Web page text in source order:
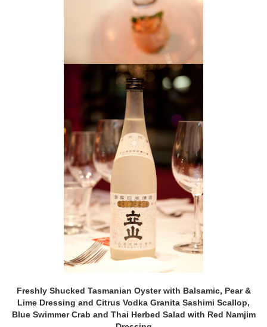
Freshly Shucked Tasmanian Oyster with Balsamic, Pear &
Lime Dressing and Citrus Vodka Granita Sashimi Scallop,
Blue Swimmer Crab and Thai Herbed Salad with Red Namjim